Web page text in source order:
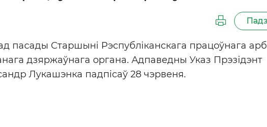
пасады Старшыні Рэспубліканскага працоўнага
дзяржаўнага органа. Адпаведны Указ Прэзідэнт
Лукашэнка падпісаў 28 чэрвеня.